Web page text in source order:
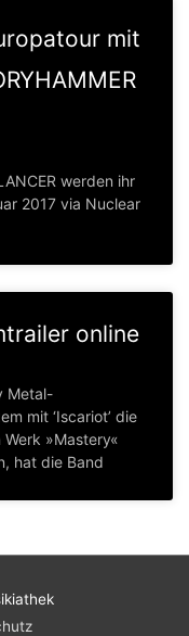
mit
werden ihr
2017 via Nuclear
online
Metal-
mit ‘Iscariot’ die
»Mastery«
hat die Band